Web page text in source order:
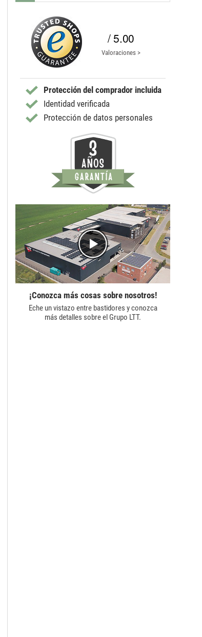
/ 5.00
Valoraciones >
Protección del comprador incluida
Identidad verificada
Protección de datos personales
¡Conozca más cosas sobre nosotros!
Eche un vistazo entre bastidores y conozca
más detalles sobre el Grupo LTT.